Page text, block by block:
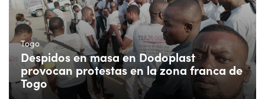
Togo
Despidos en masa en Dodoplast
provocan protestas en la zona franca de
Togo